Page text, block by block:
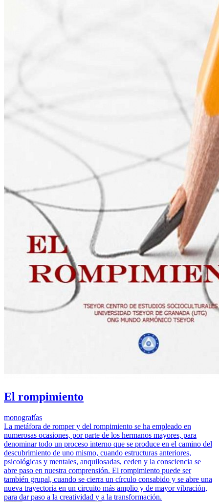
El rompimiento
monografías
La metáfora de romper y del rompimiento se ha empleado en
numerosas ocasiones, por parte de los hermanos mayores, para
denominar todo un proceso interno que se produce en el camino del
descubrimiento de uno mismo, cuando estructuras anteriores,
psicológicas y mentales, anquilosadas, ceden y la consciencia se
abre paso en nuestra comprensión. El rompimiento puede ser
también grupal, cuando se cierra un círculo consabido y se abre una
nueva trayectoria en un circuito más amplio y de mayor vibración,
para dar paso a la creatividad y a la transformación.